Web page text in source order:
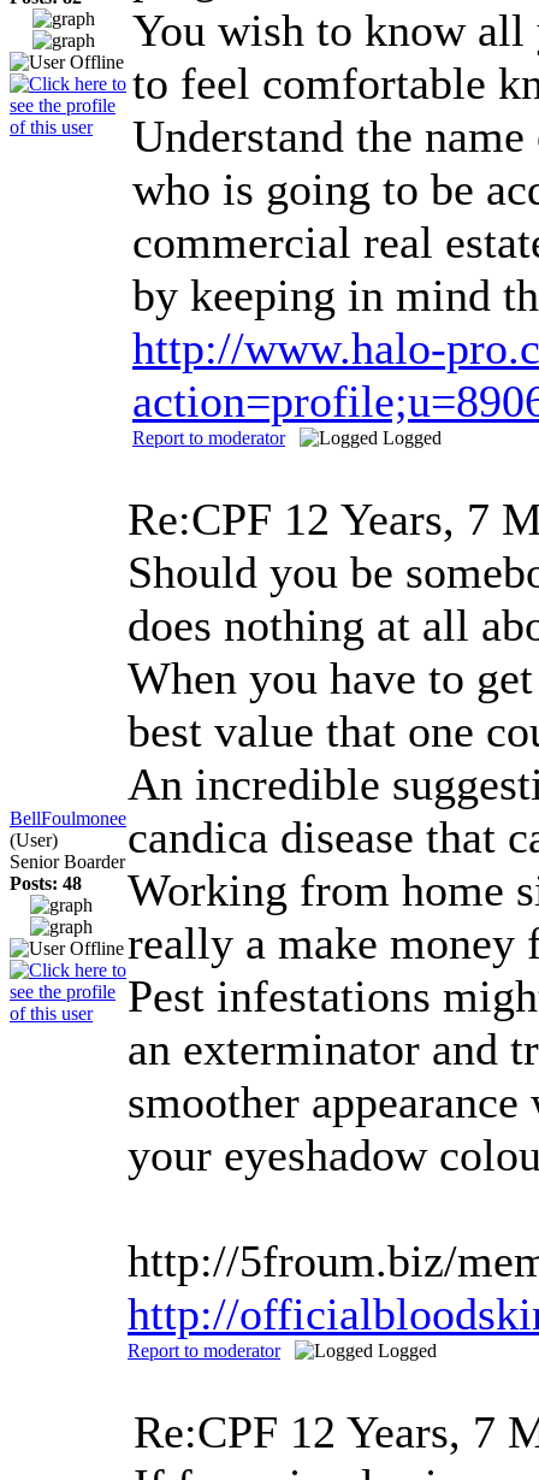
You wish to know all
to feel comfortable
Understand the
who is going to be
commercial real
by keeping in mind
http://www.halo-
Report to moderator Logged
BellFoulmonee
(User)
Senior Boarder
Posts: 48
Re:CPF 12 Years, 7
Should you be
does nothing at all
When you have to
best value that one
An incredible
candica disease that
Working from home
really a make money
Pest infestations
an exterminator and
smoother
your eyeshadow
http://5froum.biz/
http://
Report to moderator Logged
Re:CPF 12 Years, 7